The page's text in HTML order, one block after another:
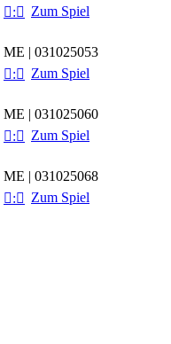
: Zum Spiel
ME | 031025053
: Zum Spiel
ME | 031025060
: Zum Spiel
ME | 031025068
: Zum Spiel